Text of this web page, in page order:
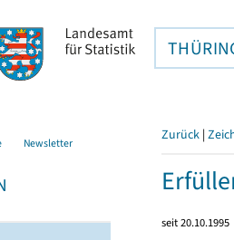
Newsletter Zurück |
seit 20.10.1995